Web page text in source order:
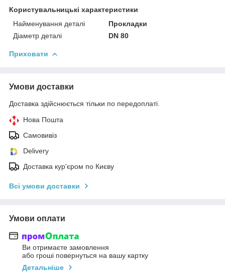
Користувальницькі характеристики
Найменування деталі
Прокладки
Діаметр деталі
DN 80
Приховати
Умови доставки
Доставка здійснюється тільки по передоплаті.
Нова Пошта
Самовивіз
Delivery
Доставка кур'єром по Києву
Всі умови доставки
Умови оплати
Ви отримаєте замовлення
або гроші повернуться на вашу картку
Детальніше